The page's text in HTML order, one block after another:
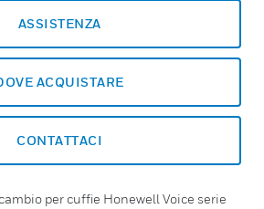
ASSISTENZA
ACQUISTARE
CONTATTACI
per cuffie Honewell Voice serie